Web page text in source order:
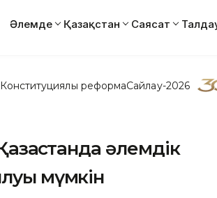
Әлемде Қазақстан Саясат
Конституциялық реформаСайлау-2026
әлемдік
мүмкін